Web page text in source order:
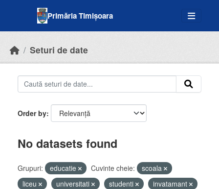
Primăria Timișoara
Seturi de date
Order by
No datasets found
Grupuri: educatie Cuvinte cheie:
scoala
liceu
universitati studenti
invatamant